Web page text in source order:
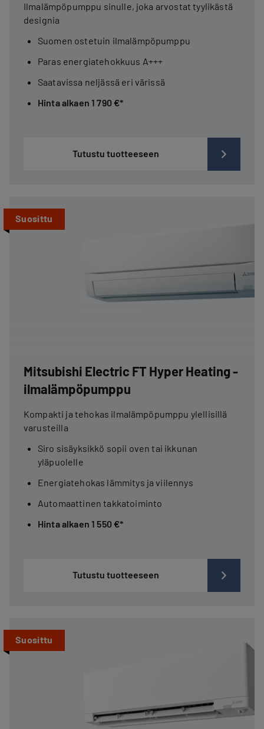
Ilmalämpöpumppu sinulle, joka arvostat tyylikästä
designia
Suomen ostetuin ilmalämpöpumppu
Paras energiatehokkuus A+++
Saatavissa neljässä eri värissä
Hinta alkaen 1 790 €*
Tutustu tuotteeseen
Suosittu
Mitsubishi Electric FT Hyper Heating -
ilmalämpöpumppu
Kompakti ja tehokas ilmalämpöpumppu ylellisillä
varusteilla
Siro sisäyksikkö sopii oven tai ikkunan
yläpuolelle
Energiatehokas lämmitys ja viilennys
Automaattinen takkatoiminto
Hinta alkaen 1 550 €*
Tutustu tuotteeseen
Suosittu